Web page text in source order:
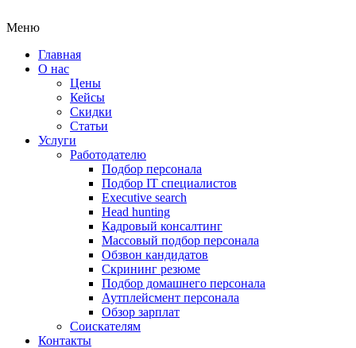
Меню
Главная
О нас
Цены
Кейсы
Скидки
Статьи
Услуги
Работодателю
Подбор персонала
Подбор IT специалистов
Еxecutive search
Head hunting
Кадровый консалтинг
Массовый подбор персонала
Обзвон кандидатов
Скрининг резюме
Подбор домашнего персонала
Аутплейсмент персонала
Обзор зарплат
Соискателям
Контакты